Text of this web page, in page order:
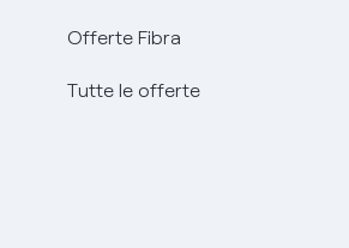
Offerte Fibra
Tutte le offerte